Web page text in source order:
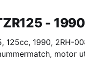
- 1990
125cc, 1990, 2RH-
motor